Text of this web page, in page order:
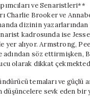
ve Senaristleri**
Charlie Brooker ve
dizinin
kadrosunda ise
yer alıyor. Armstrong,
adından söz ettirmişken,
olarak dikkat
temaları ve güçlü
sevk eden bir